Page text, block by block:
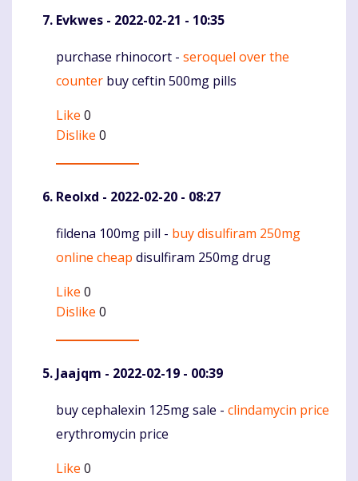
Evkwes - 2022-02-21 - 10:35
Komentaras
purchase rhinocort - seroquel over the
counter buy ceftin 500mg pills
Like 0
Dislike 0
Reolxd - 2022-02-20 - 08:27
Komentaras
fildena 100mg pill - buy disulfiram 250mg
online cheap disulfiram 250mg drug
Like 0
Dislike 0
Jaajqm - 2022-02-19 - 00:39
Komentaras
buy cephalexin 125mg sale - clindamycin price
erythromycin price
Like 0